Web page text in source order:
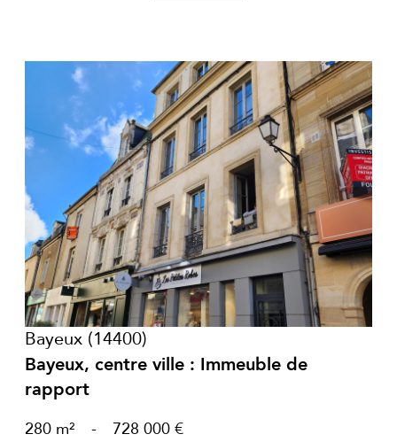
voir le bien
Bayeux (14400)
Bayeux, centre ville : Immeuble de
rapport
280 m² - 728 000 €